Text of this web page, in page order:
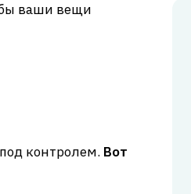
ваши вещи
контролем. Вот